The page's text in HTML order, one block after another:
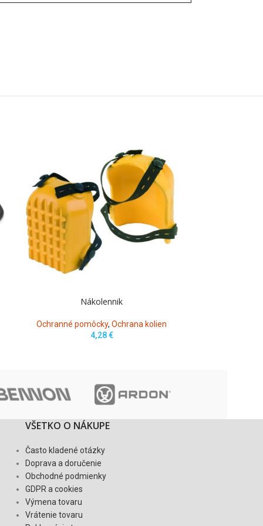
Nákolennik
Ochranné pomôcky,Ochrana kolien
4,28€
VŠETKO O NÁKUPE
Často kladené otázky
Doprava a doručenie
Obchodné podmienky
GDPR a cookies
Výmena tovaru
Vrátenie tovaru